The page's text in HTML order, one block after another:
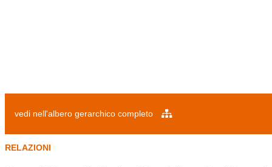
vedi nell'albero gerarchico completo
RELAZIONI